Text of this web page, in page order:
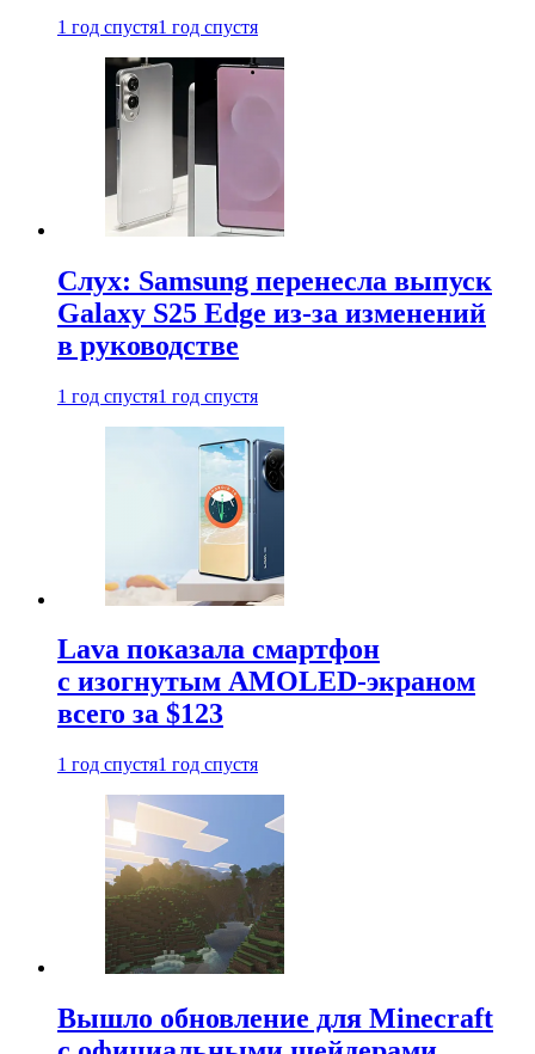
1 год спустя1 год спустя
Слух: Samsung перенесла выпуск
Galaxy S25 Edge из-за изменений
в руководстве
1 год спустя1 год спустя
Lava показала смартфон
с изогнутым AMOLED-экраном
всего за $123
1 год спустя1 год спустя
Вышло обновление для Minecraft